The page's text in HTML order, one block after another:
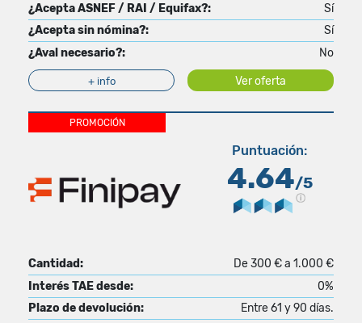
¿Acepta ASNEF / RAI / Equifax?:
Sí
¿Acepta sin nómina?:
Sí
¿Aval necesario?:
No
+ info Ver oferta
PROMOCIÓN
Puntuación:
4.64/5
Cantidad:
De 300 € a 1.000 €
Interés TAE desde:
0%
Plazo de devolución:
Entre 61 y 90 días.